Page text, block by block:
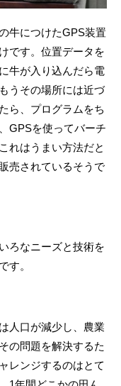
牛につけたGPS装置
です。位置データを
牛が入り込んだら電
うその場所には近づ
ら、プログラムをち
GPSを使ってバーチ
れはうまい方法だと
売されているそうで
ろなニーズと技術を
す。
人口が減少し、農業
の問題を解決するた
レンジするのはとて